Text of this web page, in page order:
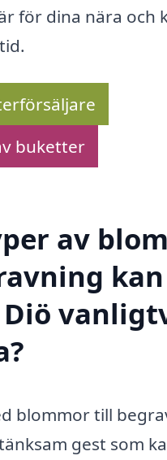
för dina nära och
buketter
av
kan
blommor till
gest som